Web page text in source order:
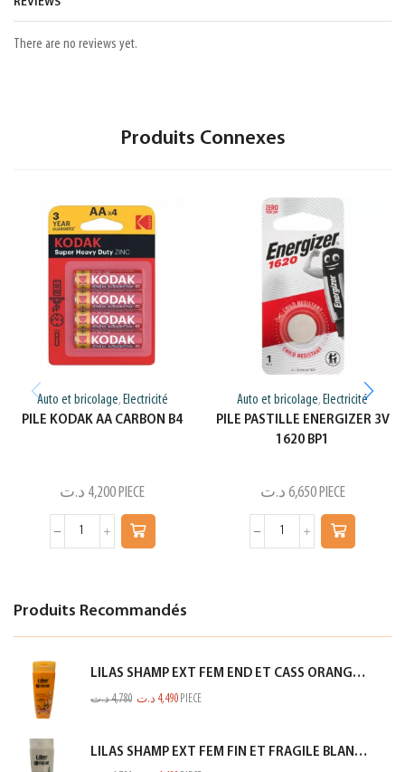
REVIEWS
There are no reviews yet.
Produits Connexes
Auto et bricolage, Electricité
PILE KODAK AA CARBON B4
4,200 د.ت PIECE
Auto et bricolage, Electricité
PILE PASTILLE ENERGIZER 3V
1620 BP1
6,650 د.ت PIECE
Produits Recommandés
LILAS SHAMP EXT FEM END ET CASS ORANGE 350ML
4,780د.ت 4,490 د.ت PIECE
LILAS SHAMP EXT FEM FIN ET FRAGILE BLANC 350ML